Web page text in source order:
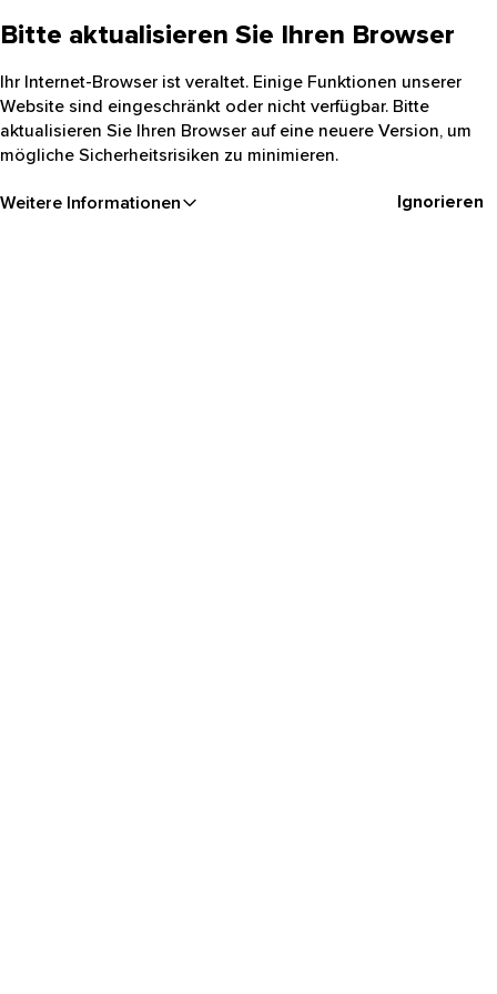
Bitte aktualisieren Sie Ihren Browser
Ihr Internet-Browser ist veraltet. Einige Funktionen unserer
Website sind eingeschränkt oder nicht verfügbar. Bitte
aktualisieren Sie Ihren Browser auf eine neuere Version, um
mögliche Sicherheitsrisiken zu minimieren.
Weitere Informationen Ignorieren